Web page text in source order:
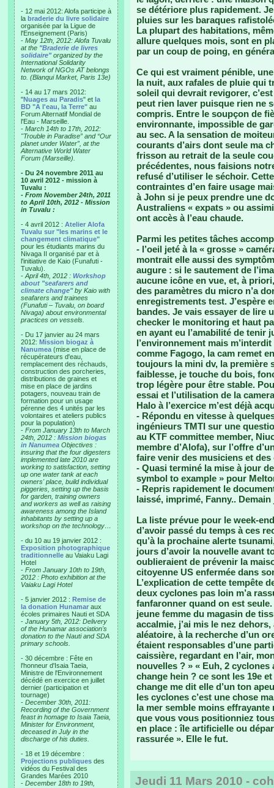
- 12 mai 2012: Alofa participe à
la braderie du livre solidaire
organisée par la Ligue de
l'Enseignement (Paris)
- May 12th, 2012: Alofa Tuvalu
at the "Braderie de livres
solidaire"organized by the
International Solidarity
Network of NGOs AT belongs
to. (Blanqui Market, Paris 13e)
- 14 au 17 mars 2012:
"Nuages au Paradis" et la
BD "A l'eau, la Terre" au
Forum Alternatif Mondial de
l'Eau - Marseille.
- March 14th to 17th, 2012:
"Trouble in Paradise” and “Our
planet under Water”, at the
Alternative World Water
Forum (Marseille).
- Du 24 novembre 2011 au
10 avril 2012 - mission à
Tuvalu :
- From November 24th, 2011
to April 10th, 2012 - Mission
in Tuvalu :
- 4 avril 2012 : Atelier Alofa
Tuvalu sur "les marins et le
changement climatique"
pour les étudiants marins du
Nivaga II organisé par et à
l'initiative de Kaio (Funafuti -
Tuvalu).
- April 4th, 2012 : Workshop
about "seafarers and
climate change"by Kaio with
seafarers and trainees
(Funafuti – Tuvalu, on board
Nivaga) about environmental
practices on vessels.
- Du 17 janvier au 24 mars
2012: Mission biogaz à
Nanumea (mise en place de
récupérateurs d'eau,
remplacement des réchauds,
construction des porcheries,
distributions de graines et
mise en place de jardins
potagers, nouveau train de
formation pour un usage
pérenne des 4 unités par les
volontaires et ateliers publics
pour la population)
- From January 13th to March
24th, 2012 : Mission biogas
in Nanumea Objectives :
insuring that the four digesters
implemented late 2010 are
working to satisfaction, setting
up one water tank at each
owners' place, build individual
piggeries, setting up the basis
for garden, training owners
and workers as well as raising
awareness among the Island
inhabitants by setting up a
workshop on the technology…
- du 10 au 19 janvier 2012 :
Exposition photographique
traditionnelle au Vaiaku Lagi
Hotel
- From January 10th to 19th,
2012 : Photo exhibition at the
Vaiaku Lagi Hotel
- 5 janvier 2012 : Remise de
la donation Hunamar aux
écoles primaires Nauti et SDA
- January 5th, 2012: Delivery
of the Hunamar association's
donation to the Nauti and SDA
primary schools.
- 30 décembre : Fête en
l'honneur d'Isaia Taeia,
Ministre de l'Environnement
décédé en exercice en juillet
dernier (participation et
tournage)
- December 30th, 2011:
Recording of the Government
feast in homage to Isaia Taeia,
Minister for Environment,
deceased in July in the
discharge of his duties.
- 18 et 19 décembre :
Projections publiques des
vidéos du Festival des
Grandes Marées 2010
- December 18th to 19th,
se détériore plus rapidement.
pluies sur les baraques
La plupart des habitations,
allure quelques mois, sont en
par un coup de poing, en
Ce qui est vraiment pénible,
la nuit, aux rafales de pluie qui
soleil qui devrait revigorer,
peut rien laver puisque rien ne
compris. Entre le soupçon de
environnante, impossible de
au sec. A la sensation de
courants d’airs dont seule ma
frisson au retrait de la seule
précédentes, nous faisions
refusé d’utiliser le séchoir.
contraintes d’en faire usage
à John si je peux prendre une
Australiens « expats » ou
ont accès à l’eau chaude.
Parmi les petites tâches
- l’oeil jeté à la « grosse »
montrait elle aussi des
augure : si le sautement de
aucune icône en vue, et, à
des paramètres du micro n’a
enregistrements test. J’espère
bandes. Je vais essayer de lire
checker le monitoring et haut
en ayant eu l’amabilité de tenir
l’environnement mais
comme Fagogo, la cam remet
toujours la mini dv, la première
faiblesse, je touche du bois,
trop légère pour être stable.
essai et l’utilisation de la
Halo à l’exercice m’est déjà
- Répondu en vitesse à
ingénieurs TMTI sur une
au KTF committee member,
membre d’Alofa), sur l’offre
faire venir des musiciens et des
- Quasi terminé la mise à jour
symbol to example » pour
- Repris rapidement le
laissé, imprimé, Fanny..
La liste prévue pour le week-
d’avoir passé du temps à ces
qu’à la prochaine alerte
jours d’avoir la nouvelle avant
oublieraient de prévenir la
citoyenne US enfermée dans
L’explication de cette tempête
deux cyclones pas loin m’a
fanfaronner quand on est
jeune femme du magasin de
accalmie, j’ai mis le nez
aléatoire, à la recherche d’un
étaient responsables d’une
caissière, regardant en l’air,
nouvelles ? » « Euh, 2
change hein ? ce sont les 19e
change me dit elle d’un ton
les cyclones c’est une chose
la mer semble moins
que vous vous positionniez
en place : île artificielle ou
rassurée ». Elle le fut.
Jeudi 11 Mars 2010 -